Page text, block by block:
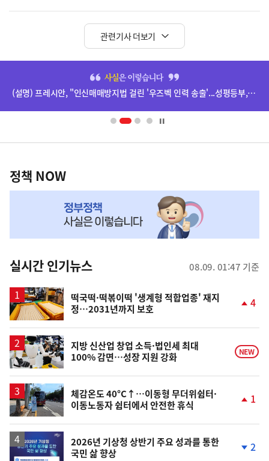
관련기사 더보기
영
(설명) 프레시안, "인신매매방지법 걸린 '우즈벡 인력 송출'...성평등부,노동·법무부에 개선 요청" 관련
책
NOW,
뉴
스
정책 NOW
실시간 인기뉴스 08.09. 01:47 기준
떡국떡·떡볶이떡 '생계형 적합업종' 재지
정…2031년까지 보호
상
승
4
지방 신산업 창업 소득·법인세 최대
100% 감면…성장 지원 강화
NEW
체감온도 40°C↑…이동형 무더위쉼터·
이동노동자 쉼터에서 안전한 휴식
상
1
2026년 기상청 상반기 주요 성과를 통한
국민 삶 향상
2